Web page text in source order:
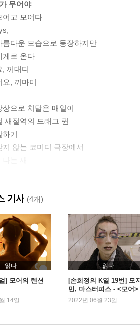
무어야
어고 모어다
름다운 모습으로 등장하지만
게로 온다
, 끼대디
요, 끼마미
상으로 치달은 매일이
새절역의 드래그 퀸
하기
지 않는 코미디 극장에서
Live Only 20 Years
로서
련된 아이들
레나와 벌미미의 산책
로 맞는 아침
있는 법1
기사 (4개)
읽다
] 모어의 텐션
14일
읽다
[손희정의 K열 19번] 모
민, 마스터피스 - <모어>
2022년 06월 23일